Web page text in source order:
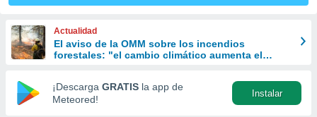
las
y
forma
digital
basada
Actualidad
El aviso de la OMM sobre los incendios
forestales: "el cambio climático aumenta el
¡Descarga GRATIS la app de
Meteored!
Instalar